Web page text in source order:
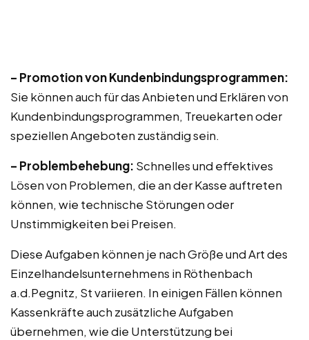
– Promotion von Kundenbindungsprogrammen:
Sie können auch für das Anbieten und Erklären von
Kundenbindungsprogrammen, Treuekarten oder
speziellen Angeboten zuständig sein.
– Problembehebung: Schnelles und effektives
Lösen von Problemen, die an der Kasse auftreten
können, wie technische Störungen oder
Unstimmigkeiten bei Preisen.
Diese Aufgaben können je nach Größe und Art des
Einzelhandelsunternehmens in Röthenbach
a.d.Pegnitz, St variieren. In einigen Fällen können
Kassenkräfte auch zusätzliche Aufgaben
übernehmen, wie die Unterstützung bei